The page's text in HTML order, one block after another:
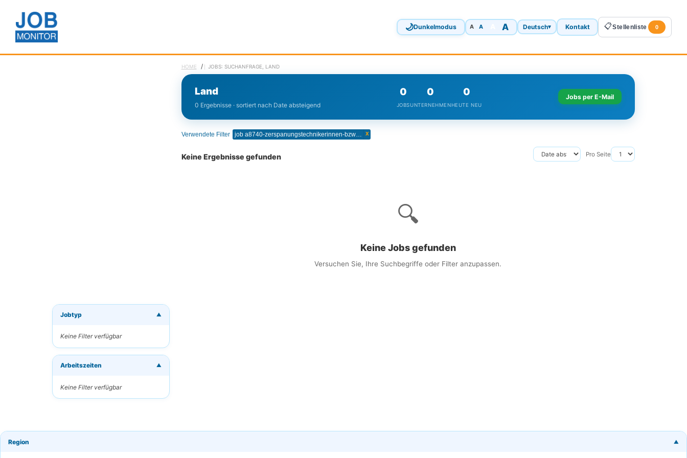
🌙Dunkelmodus A A A Deutsch▾ Kontakt 📋Stellenliste 0
HOME / JOBS: SUCHANFRAGE, LAND
Land
0 Ergebnisse · sortiert nach Date absteigend
0
JOBS
0
UNTERNEHMEN
0
HEUTE NEU
Jobs per E-Mail
Verwendete Filter job a8740-zerspanungstechnikerinnen-bzw-cnctechnikerinnen x
Keine Ergebnisse gefunden Pro Seite
🔍
Keine Jobs gefunden
Versuchen Sie, Ihre Suchbegriffe oder Filter anzupassen.
Jobtyp ▼
Keine Filter verfügbar
Arbeitszeiten ▼
Keine Filter verfügbar
Region ▼